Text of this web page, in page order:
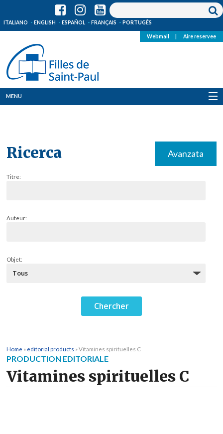
ITALIANO ENGLISH ESPAÑOL FRANÇAIS PORTUGÊS
Webmail Aire reservee
MENU
Ricerca Avanzata
Titre:
Auteur:
Objet:
Home » editorial products »Vitamines spirituelles C
PRODUCTION EDITORIALE
Vitamines spirituelles C